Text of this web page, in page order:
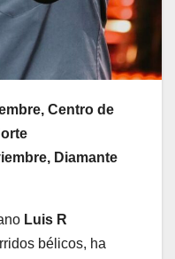
Centro de
Diamante
Luis R
bélicos, ha